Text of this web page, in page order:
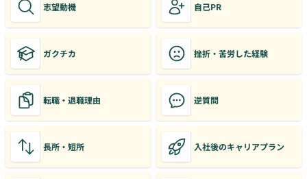
志望動機 自己PR
ガクチカ 挫折・苦労した経験
転職・退職理由 逆質問
長所・短所 入社後のキャリアプラン